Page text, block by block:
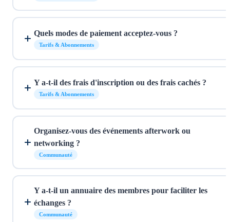
Quels modes de paiement acceptez-vous ?
Tarifs & Abonnements
Y a-t-il des frais d'inscription ou des frais cachés ?
Tarifs & Abonnements
Organisez-vous des événements afterwork ou
networking ?
Communauté
Y a-t-il un annuaire des membres pour faciliter les
échanges ?
Communauté